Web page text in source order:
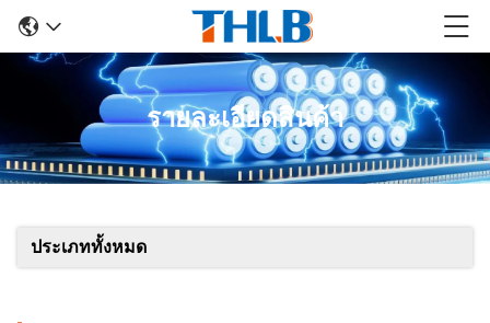
รายละเอียดสินค้า
ประเภททั้งหมด